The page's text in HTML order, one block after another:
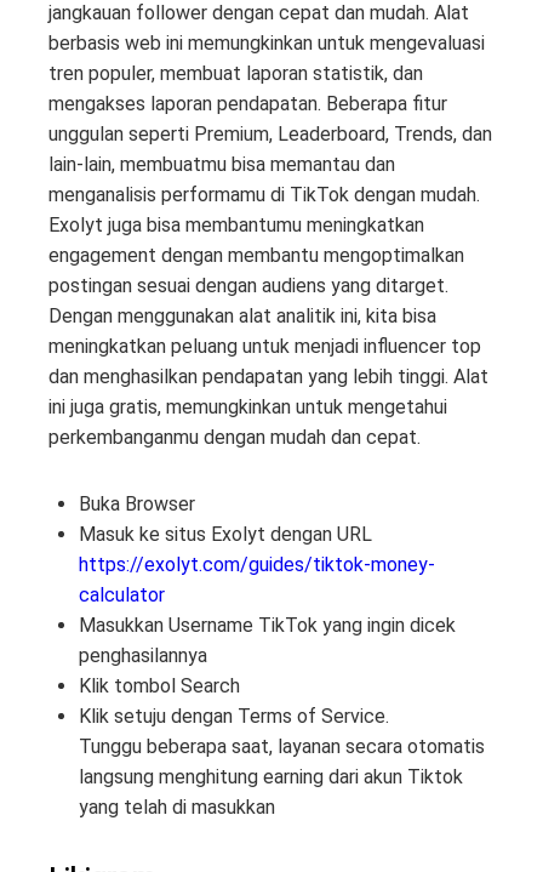
jangkauan follower dengan cepat dan mudah. Alat
berbasis web ini memungkinkan untuk mengevaluasi
tren populer, membuat laporan statistik, dan
mengakses laporan pendapatan. Beberapa fitur
unggulan seperti Premium, Leaderboard, Trends, dan
lain-lain, membuatmu bisa memantau dan
menganalisis performamu di TikTok dengan mudah.
Exolyt juga bisa membantumu meningkatkan
engagement dengan membantu mengoptimalkan
postingan sesuai dengan audiens yang ditarget.
Dengan menggunakan alat analitik ini, kita bisa
meningkatkan peluang untuk menjadi influencer top
dan menghasilkan pendapatan yang lebih tinggi. Alat
ini juga gratis, memungkinkan untuk mengetahui
perkembanganmu dengan mudah dan cepat.
Buka Browser
Masuk ke situs Exolyt dengan URL
https://exolyt.com/guides/tiktok-money-
calculator
Masukkan Username TikTok yang ingin dicek
penghasilannya
Klik tombol Search
Klik setuju dengan Terms of Service.
Tunggu beberapa saat, layanan secara otomatis
langsung menghitung earning dari akun Tiktok
yang telah di masukkan